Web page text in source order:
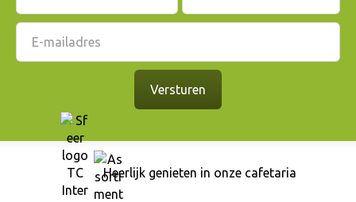
Heerlijk genieten in onze cafetaria